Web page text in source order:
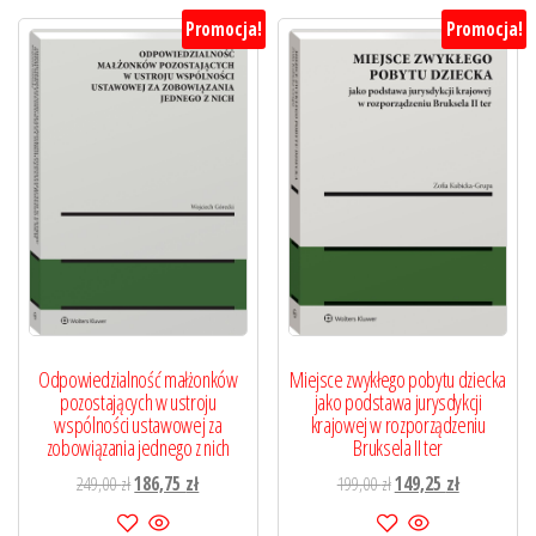
Promocja!
Odpowiedzialność małżonków
pozostających w ustroju
wspólności ustawowej za
zobowiązania jednego z nich
249,00złPierwotna
cena
186,75 złAktualna
Promocja!
Miejsce zwykłego pobytu dziecka
jako podstawa jurysdykcji
krajowej w rozporządzeniu
Bruksela II ter
199,00złPierwotna
cena
149,25 złAktualna